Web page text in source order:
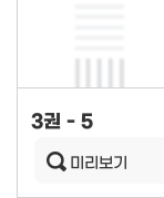
3권 - 5
미리보기